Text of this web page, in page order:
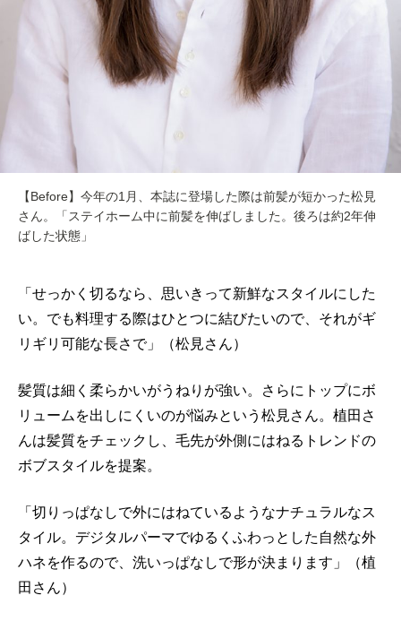
【Before】今年の1月、本誌に登場した際は前髪が短かった松見
さん。「ステイホーム中に前髪を伸ばしました。後ろは約2年伸
ばした状態」
「せっかく切るなら、思いきって新鮮なスタイルにした
い。でも料理する際はひとつに結びたいので、それがギ
リギリ可能な長さで」（松見さん）
髪質は細く柔らかいがうねりが強い。さらにトップにボ
リュームを出しにくいのが悩みという松見さん。植田さ
んは髪質をチェックし、毛先が外側にはねるトレンドの
ボブスタイルを提案。
「切りっぱなしで外にはねているようなナチュラルなス
タイル。デジタルパーマでゆるくふわっとした自然な外
ハネを作るので、洗いっぱなしで形が決まります」（植
田さん）